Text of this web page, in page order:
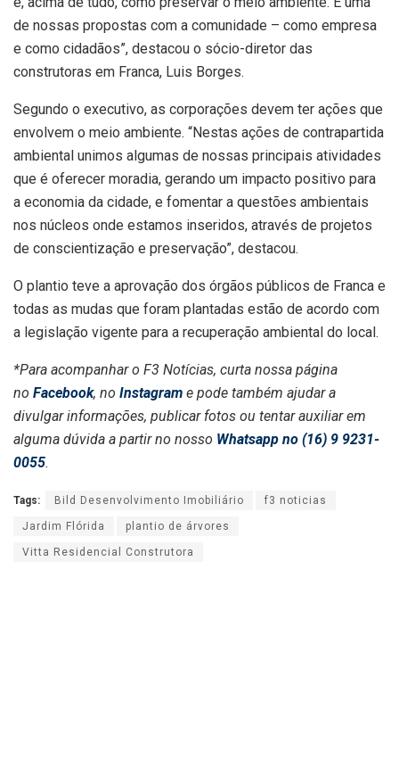
de nossas propostas com a comunidade – como empresa
e como cidadãos”, destacou o sócio-diretor das
construtoras em Franca, Luis Borges.
Segundo o executivo, as corporações devem ter ações que
envolvem o meio ambiente. “Nestas ações de contrapartida
ambiental unimos algumas de nossas principais atividades
que é oferecer moradia, gerando um impacto positivo para
a economia da cidade, e fomentar a questões ambientais
nos núcleos onde estamos inseridos, através de projetos
de conscientização e preservação”, destacou.
O plantio teve a aprovação dos órgãos públicos de Franca e
todas as mudas que foram plantadas estão de acordo com
a legislação vigente para a recuperação ambiental do local.
*Para acompanhar o F3 Notícias, curta nossa página
no Facebook, no Instagram e pode também ajudar a
divulgar informações, publicar fotos ou tentar auxiliar em
alguma dúvida a partir no nosso Whatsapp no (16) 9 9231-
0055.
Tags: Bild Desenvolvimento Imobiliário f3 noticias
Jardim Flórida plantio de árvores
Vitta Residencial Construtora